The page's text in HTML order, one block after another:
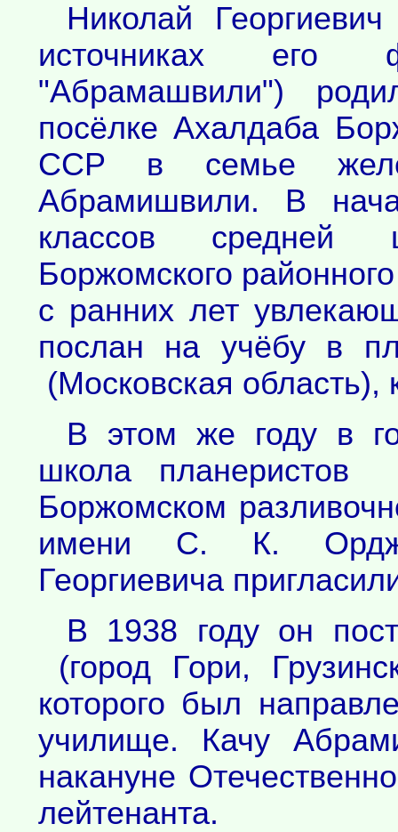
Николай
источниках его
"Абрамашвили")
посёлке Ахалдаба
ССР в семье
Абрамишвили. В
классов средней
Боржомского
с ранних лет
послан на учёбу в
(Московская область),
В этом же году в
школа
Боржомском
имени С. К.
Георгиевича
В 1938 году он
(город Гори,
которого был
училище. Качу
накануне
лейтенанта.